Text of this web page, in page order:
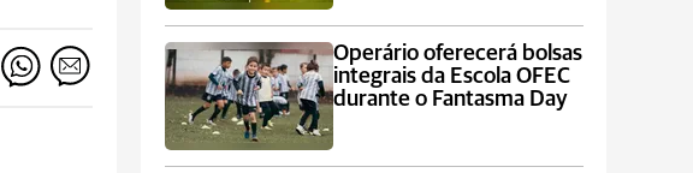
Operário oferecerá bolsas
integrais da Escola OFEC
durante o Fantasma Day